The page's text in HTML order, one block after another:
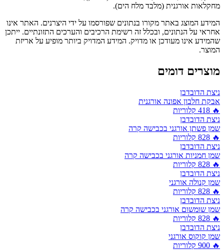
מחקלאות אורגנית (מלבד מלח הים).
המידע המוצג באתר מקורו בנתונים שפורסמו על ידי היצרנים. האתר אינו
אחראי על הנתונים, ובכלל זה רשימת הרכיבים והערכים התזונתיים. ייתכן
שהמידע אינו מעודכן או מדויק. המידע המדויק ביותר מופיע על אריזת
המוצר.
מוצרים דומים
ניצת הדובדבן
אבקת חלבון אפונה אורגנית
🔥
418 קלוריות
ניצת הדובדבן
שמן פשתן אורגני בכבישה קרה
🔥
828 קלוריות
ניצת הדובדבן
שמן חמניות אורגני בכבישה קרה
🔥
828 קלוריות
ניצת הדובדבן
שמן קנולה אורגני
🔥
828 קלוריות
ניצת הדובדבן
שמן שומשום אורגני בכבישה קרה
🔥
828 קלוריות
ניצת הדובדבן
שמן קוקוס אורגני
🔥
900 קלוריות